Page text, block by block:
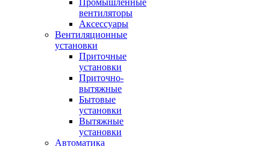
Промышленные
вентиляторы
Аксессуары
Вентиляционные
установки
Приточные
установки
Приточно-
вытяжные
Бытовые
установки
Вытяжные
установки
Автоматика